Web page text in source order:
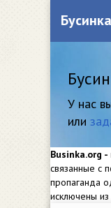
Бусинка
У нас
или
Businka.org
связанные с
пропаганда
исключены